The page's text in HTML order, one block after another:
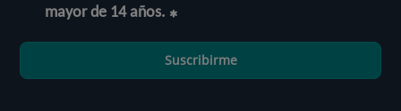
mayor de 14 años.
Suscribirme